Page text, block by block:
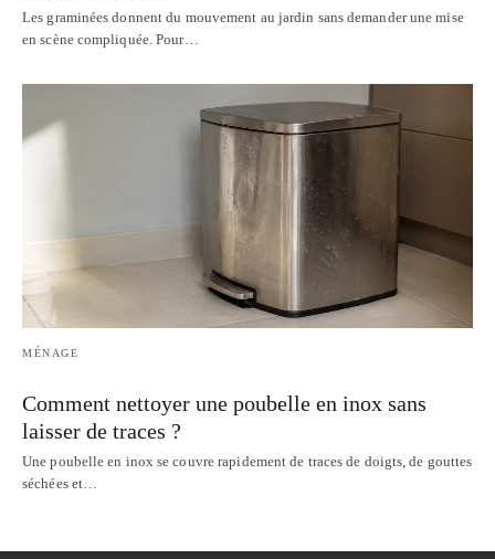
Les graminées donnent du mouvement au jardin sans demander une mise
en scène compliquée. Pour…
MÉNAGE
Comment nettoyer une poubelle en inox sans
laisser de traces ?
Une poubelle en inox se couvre rapidement de traces de doigts, de gouttes
séchées et…